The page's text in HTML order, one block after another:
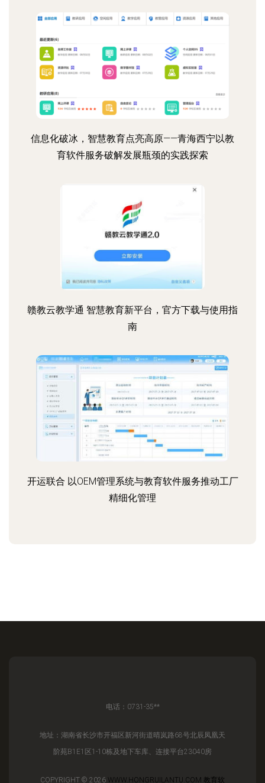
信息化破冰，智慧教育点亮高原——青海西宁以教
育软件服务破解发展瓶颈的实践探索
赣教云教学通 智慧教育新平台，官方下载与使用指
南
开运联合 以OEM管理系统与教育软件服务推动工厂
精细化管理
电话：0731-35**
地址：湖南省长沙市开福区新河街道晴岚路68号北辰凤凰天
阶苑B1E1区1-10栋及地下车库、连接平台23040房
COPYRIGHT © 2026 WWW.HONGRUILANTU.COM 教育软